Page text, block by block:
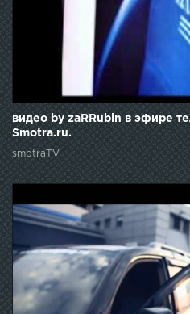
видео by zaRRubin в эфире
Smotra.ru.
smotraTV